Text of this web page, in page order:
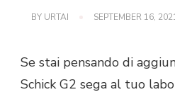
BY URTAI SEPTEMBER 16,
Se stai pensando di
Schick G2 sega al tuo